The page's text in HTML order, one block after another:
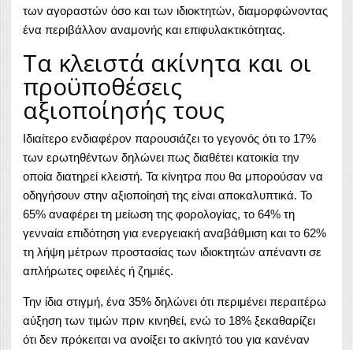
των αγοραστών όσο και των ιδιοκτητών, διαμορφώνοντας
ένα περιβάλλον αναμονής και επιφυλακτικότητας.
Τα κλειστά ακίνητα και οι
προϋποθέσεις
αξιοποίησής τους
Ιδιαίτερο ενδιαφέρον παρουσιάζει το γεγονός ότι το 17%
των ερωτηθέντων δηλώνει πως διαθέτει κατοικία την
οποία διατηρεί κλειστή. Τα κίνητρα που θα μπορούσαν να
οδηγήσουν στην αξιοποίησή της είναι αποκαλυπτικά. Το
65% αναφέρει τη μείωση της φορολογίας, το 64% τη
γενναία επιδότηση για ενεργειακή αναβάθμιση και το 62%
τη λήψη μέτρων προστασίας των ιδιοκτητών απέναντι σε
απλήρωτες οφειλές ή ζημιές.
Την ίδια στιγμή, ένα 35% δηλώνει ότι περιμένει περαιτέρω
αύξηση των τιμών πριν κινηθεί, ενώ το 18% ξεκαθαρίζει
ότι δεν πρόκειται να ανοίξει το ακίνητό του για κανέναν